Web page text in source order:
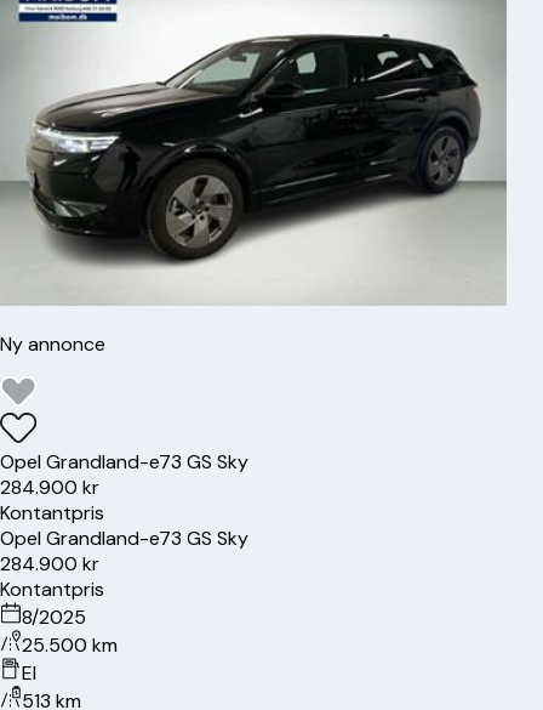
Ny annonce
OpelGrandland-e73 GS Sky
284.900 kr
Kontantpris
OpelGrandland-e73 GS Sky
284.900 kr
Kontantpris
8/2025
25.500 km
El
513 km